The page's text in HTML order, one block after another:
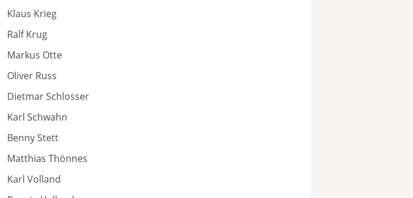
Klaus Krieg
Ralf Krug
Markus Otte
Oliver Russ
Dietmar Schlosser
Karl Schwahn
Benny Stett
Matthias Thönnes
Karl Volland